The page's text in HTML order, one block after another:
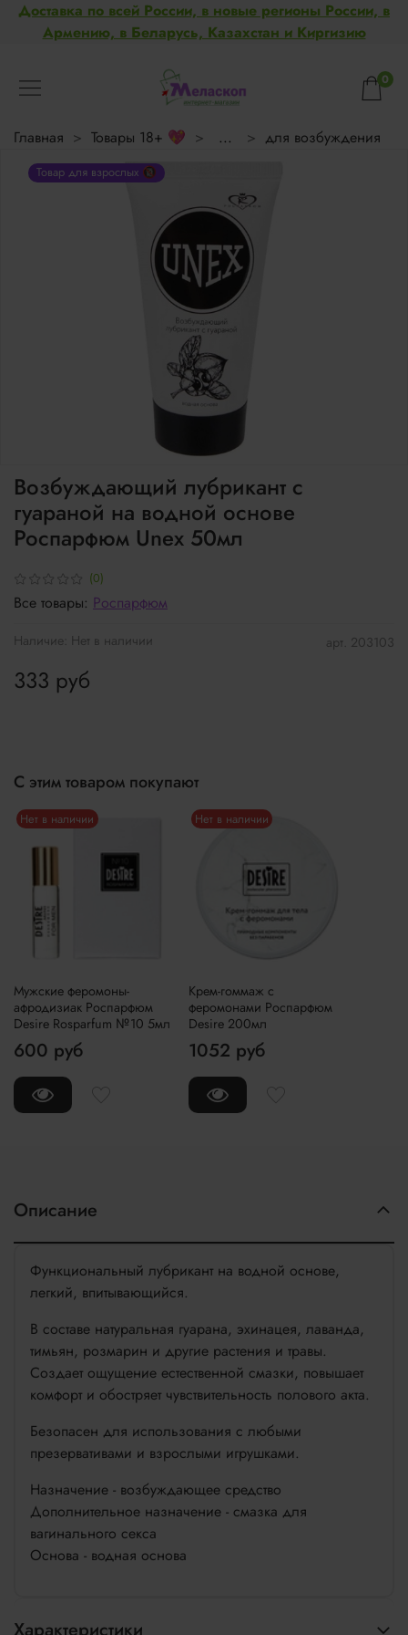
Доставка по всей России, в новые регионы России, в
Армению, в Беларусь, Казахстан и Киргизию
0
Главная Товары 18+ 💖 ... для возбуждения
Товар для взрослых 🔞
(0)
арт. 203103
Наличие: Нет в наличии
Возбуждающий лубрикант с
гуараной на водной основе
Роспарфюм Unex 50мл
333 руб
Все товары: Роспарфюм
С этим товаром покупают
Нет в наличии
Мужские феромоны-
афродизиак Роспарфюм
Desire Rosparfum №10 5мл
600 руб
Нет в наличии
Крем-гоммаж с
феромонами Роспарфюм
Desire 200мл
1052 руб
Описание
Функциональный лубрикант на водной основе,
легкий, впитывающийся.
В составе натуральная гуарана, эхинацея, лаванда,
тимьян, розмарин и другие растения и травы.
Создает ощущение естественной смазки, повышает
комфорт и обостряет чувствительность полового акта.
Безопасен для использования с любыми
презервативами и взрослыми игрушками.
Назначение - возбуждающее средство
Дополнительное назначение - смазка для
вагинального секса
Основа - водная основа